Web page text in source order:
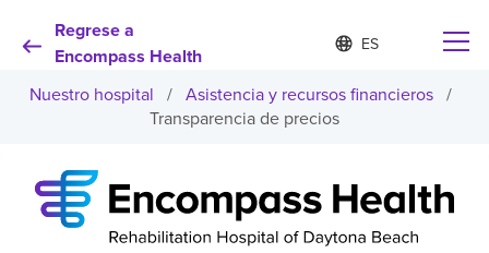
Regrese a
Encompass Health
Lista
de
idiomas
contraída
I
d
o
m
e
c
Por qué debe elegirnos
Nuestro hospital / Asistencia y recursos financieros /
Transparencia de precios